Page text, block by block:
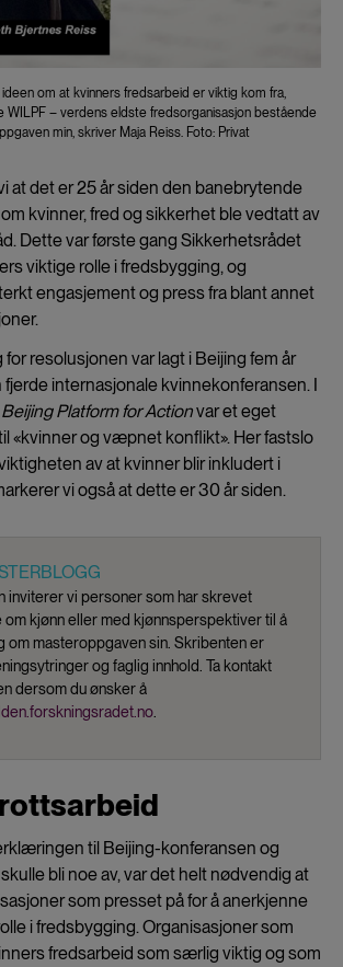
om at kvinners fredsarbeid er viktig kom fra,
WILPF – verdens eldste fredsorganisasjon bestående
min, skriver Maja Reiss. Foto: Privat
at det er 25 år siden den banebrytende
kvinner, fred og sikkerhet ble vedtatt av
Dette var første gang Sikkerhetsrådet
viktige rolle i fredsbygging, og
engasjement og press fra blant annet
resolusjonen var lagt i Beijing fem år
internasjonale kvinnekonferansen. I
Beijing Platform for Actionvar et eget
«kvinner og væpnet konflikt». Her fastslo
av at kvinner blir inkludert i
vi også at dette er 30 år siden.
inviterer vi personer som har skrevet
om kjønn eller med kjønnsperspektiver til å
om masteroppgaven sin. Skribenten er
og faglig innhold. Ta kontakt
dersom du ønsker å
til Beijing-konferansen og
bli noe av, var det helt nødvendig at
som presset på for å anerkjenne
i fredsbygging. Organisasjoner som
fredsarbeid som særlig viktig og som